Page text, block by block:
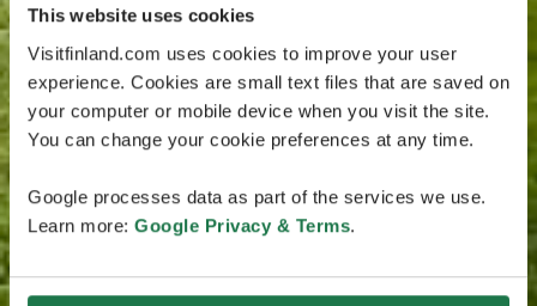
This website uses cookies
Visitfinland.com uses cookies to improve your user
experience. Cookies are small text files that are saved on
your computer or mobile device when you visit the site.
You can change your cookie preferences at any time.
Google processes data as part of the services we use.
Learn more: Google Privacy & Terms.